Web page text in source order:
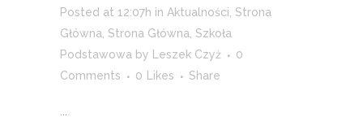
Posted at 12:07h in Aktualności Strona
Główna Strona Główna Szkoła
Podstawowa by Leszek Czyż
0
Comments
0 Likes Share